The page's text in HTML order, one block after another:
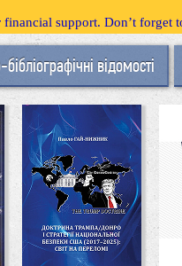
support. Don’t
бібліографічні відомості